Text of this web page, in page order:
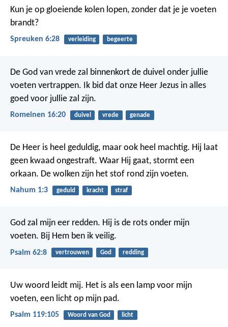
Kun je op gloeiende kolen lopen, zonder dat je je voeten
brandt?
Spreuken 6:28 verleiding begeerte
De God van vrede zal binnenkort de duivel onder jullie
voeten vertrappen. Ik bid dat onze Heer Jezus in alles
goed voor jullie zal zijn.
Romeinen 16:20 duivel vrede genade
De Heer is heel geduldig, maar ook heel machtig. Hij laat
geen kwaad ongestraft. Waar Hij gaat, stormt een
orkaan. De wolken zijn het stof rond zijn voeten.
Nahum 1:3 geduld kracht straf
God zal mijn eer redden. Hij is de rots onder mijn
voeten. Bij Hem ben ik veilig.
Psalm 62:8 vertrouwen God redding
Uw woord leidt mij. Het is als een lamp voor mijn
voeten, een licht op mijn pad.
Psalm 119:105 Woord van God licht